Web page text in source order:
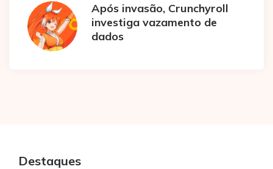
Após invasão, Crunchyroll
investiga vazamento de
dados
Destaques